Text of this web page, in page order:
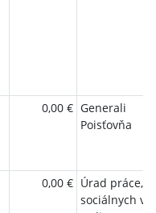
0,00 € Generali
Poisťovňa
0,00 € Úrad práce,
sociálnych